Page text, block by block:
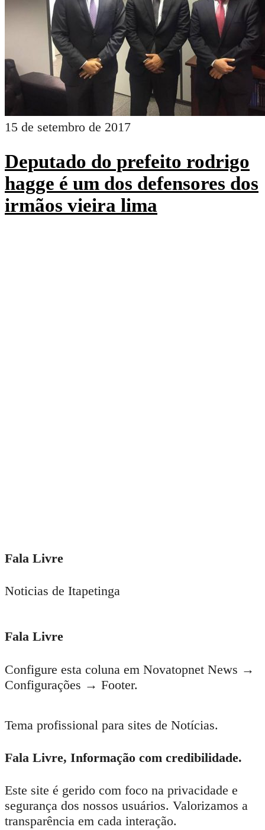
15 de setembro de 2017
Deputado do prefeito rodrigo
hagge é um dos defensores dos
irmãos vieira lima
Fala Livre
Noticias de Itapetinga
Fala Livre
Configure esta coluna em Novatopnet News →
Configurações → Footer.
Tema profissional para sites de Notícias.
Fala Livre, Informação com credibilidade.
Este site é gerido com foco na privacidade e
segurança dos nossos usuários. Valorizamos a
transparência em cada interação.